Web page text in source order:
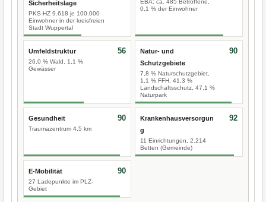
Sicherheitslage
PKS-HZ 9.618 je 100.000
Einwohner in der kreisfreien
Stadt Wuppertal
EBA: ca. 485 Betroffene,
0,1 % der Einwohner
Umfeldstruktur
26,0 % Wald, 1,1 %
Gewässer
56
Natur- und
Schutzgebiete
7,8 % Naturschutzgebiet,
1,1 % FFH, 41,3 %
Landschaftsschutz, 47,1 %
Naturpark
90
Gesundheit
Traumazentrum 4,5 km
90
Krankenhausversorgun
g
11 Einrichtungen, 2.214
Betten (Gemeinde)
92
E-Mobilität
27 Ladepunkte im PLZ-
Gebiet
90